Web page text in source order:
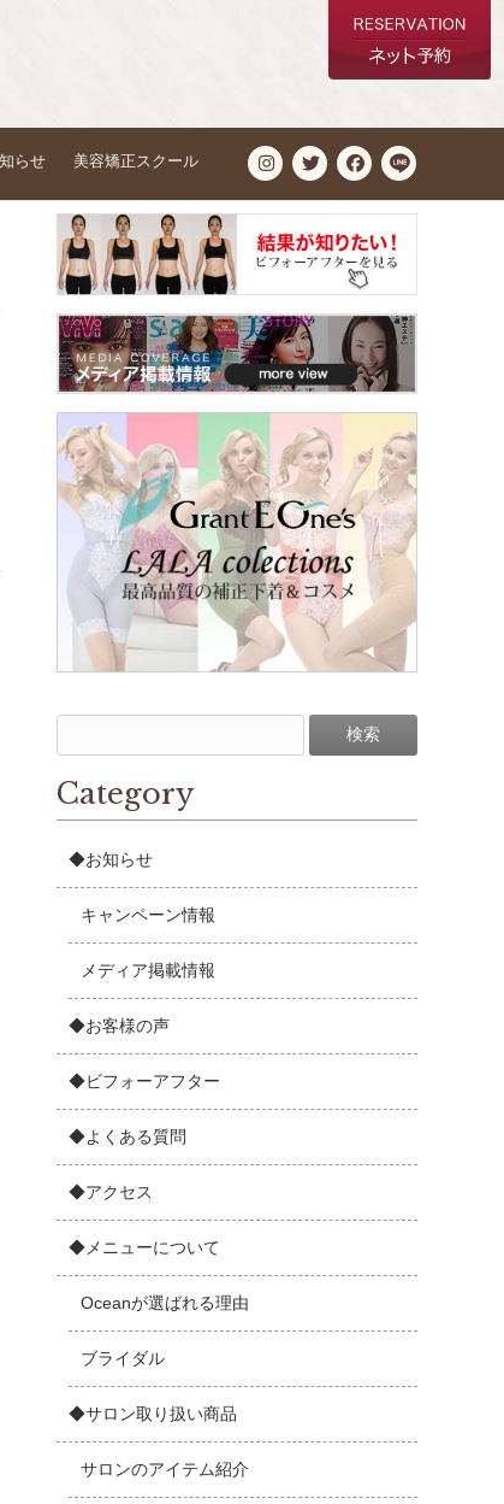
らせ 美容矯正スクール
Category
◆お知らせ
キャンペーン情報
メディア掲載情報
◆お客様の声
◆ビフォーアフター
◆よくある質問
◆アクセス
◆メニューについて
Oceanが選ばれる理由
ブライダル
◆サロン取り扱い商品
サロンのアイテム紹介